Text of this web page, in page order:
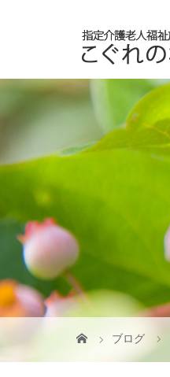
ブログ